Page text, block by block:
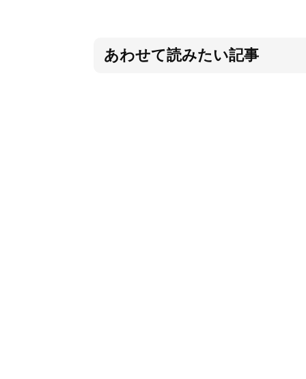
あわせて読みたい記事